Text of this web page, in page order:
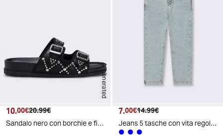
AI generated
Prezzo attuale
10.00€ Prezzo originale
20.99€
Sandalo nero con borchie e fibbia doppia - Nero
Prezzo attuale
7.00€ Prezzo originale
14.99€
Jeans 5 tasche con vita regolabile - Denim chiaro